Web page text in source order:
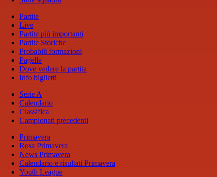
Partite
Live
Partite più importanti
Partite Storiche
Probabili formazioni
Pagelle
Dove vedere la partita
Info biglietti
Serie A
Calendario
Classifica
Campionati precedenti
Primavera
Rosa Primavera
News Primavera
Calendario e risultati Primavera
Youth League